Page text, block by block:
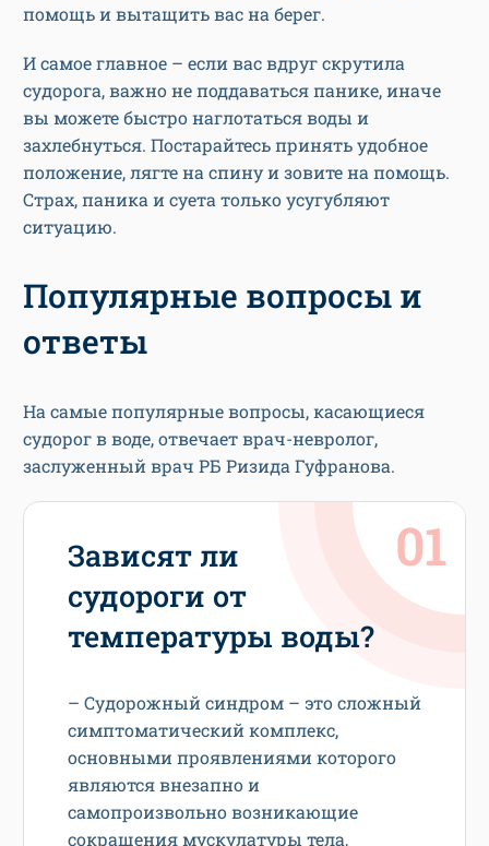
помощь и вытащить вас на берег.
И самое главное – если вас вдруг скрутила
судорога, важно не поддаваться панике, иначе
вы можете быстро наглотаться воды и
захлебнуться. Постарайтесь принять удобное
положение, лягте на спину и зовите на помощь.
Страх, паника и суета только усугубляют
ситуацию.
Популярные вопросы и
ответы
На самые популярные вопросы, касающиеся
судорог в воде, отвечает врач-невролог,
заслуженный врач РБ Ризида Гуфранова.
Зависят ли
судороги от
температуры воды?
– Судорожный синдром – это сложный
симптоматический комплекс,
основными проявлениями которого
являются внезапно и
самопроизвольно возникающие
сокращения мускулатуры тела,